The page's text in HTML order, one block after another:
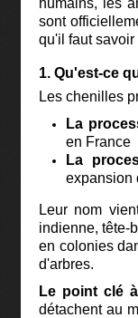
humains, les
sont
qu'il faut
1. Qu'est-ce
Les chenilles
La
en France
La
expansion
Leur nom
indienne, tête-
en colonies
d'arbres.
Le point clé
détachent au